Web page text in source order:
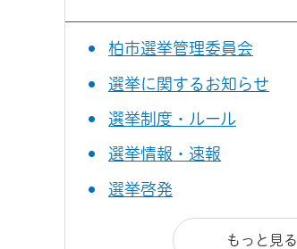
柏市選挙管理委員会
選挙に関するお知らせ
選挙制度・ルール
選挙情報・速報
選挙啓発
もっと見る